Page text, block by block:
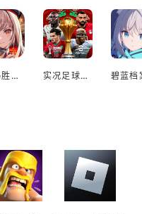
nikke胜利女神国际服 实况足球2022手游